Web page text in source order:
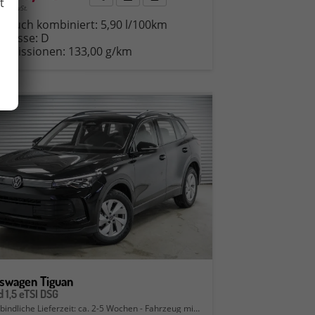
MwSt.
kombiniert: 5,90 l/100km
-Klasse: D
-Emissionen: 133,00 g/km
Tiguan
1,5 eTSI DSG
Lieferzeit: ca. 2-5 Wochen Fahrzeug mit Tageszulassung